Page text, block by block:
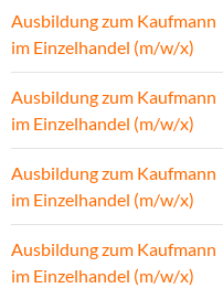
Ausbildung zum Kaufmann
im Einzelhandel (m/w/x)
Ausbildung zum Kaufmann
im Einzelhandel (m/w/x)
Ausbildung zum Kaufmann
im Einzelhandel (m/w/x)
Ausbildung zum Kaufmann
im Einzelhandel (m/w/x)